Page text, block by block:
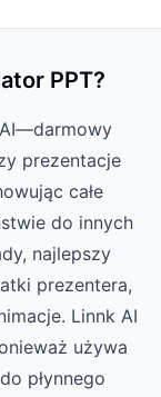
PPT?
prezentacje
całe
do innych
najlepszy
prezentera,
Linnk AI
używa
płynnego